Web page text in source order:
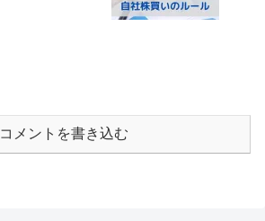
コメントを書き込む